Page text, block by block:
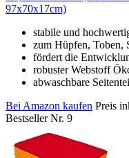
97x70x17cm)
stabile und
zum Hüpfen, Toben,
fördert die
robuster Webstoff
abwaschbare
Bei Amazon kaufen Preis
Bestseller Nr. 9